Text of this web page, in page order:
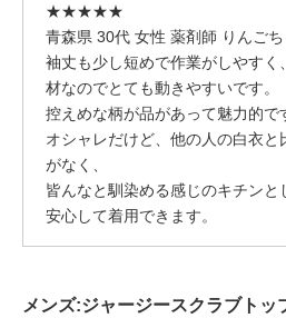
★★★★★
青森県 30代 女性 薬剤師 りんご
袖丈も少し短めで作業がしやす
材なのでとても動きやすいです。
控えめな柄が品があって魅力的で
オシャレだけど、他の人の白衣と
がなく、
皆んなと馴染める感じのキチン
安心して着用できます。
メンズ:ジャージースクラブト